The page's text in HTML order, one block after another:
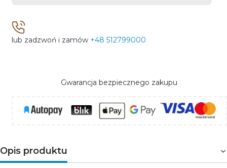
lub zadzwoń i zamów +48 512799000
Gwarancja bezpiecznego zakupu
Opis produktu